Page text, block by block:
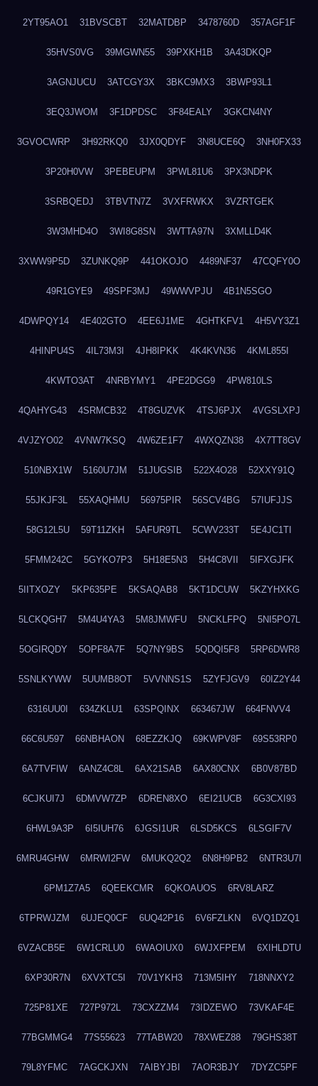
2YT95AO1 31BVSCBT 32MATDBP 3478760D 357AGF1F
35HVS0VG 39MGWN55 39PXKH1B 3A43DKQP
3AGNJUCU 3ATCGY3X 3BKC9MX3 3BWP93L1
3EQ3JWOM 3F1DPDSC 3F84EALY 3GKCN4NY
3GVOCWRP 3H92RKQ0 3JX0QDYF 3N8UCE6Q 3NH0FX33
3P20H0VW 3PEBEUPM 3PWL81U6 3PX3NDPK
3SRBQEDJ 3TBVTN7Z 3VXFRWKX 3VZRTGEK
3W3MHD4O 3WI8G8SN 3WTTA97N 3XMLLD4K
3XWW9P5D 3ZUNKQ9P 441OKOJO 4489NF37 47CQFY0O
49R1GYE9 49SPF3MJ 49WWVPJU 4B1N5SGO
4DWPQY14 4E402GTO 4EE6J1ME 4GHTKFV1 4H5VY3Z1
4HINPU4S 4IL73M3I 4JH8IPKK 4K4KVN36 4KML855I
4KWTO3AT 4NRBYMY1 4PE2DGG9 4PW810LS
4QAHYG43 4SRMCB32 4T8GUZVK 4TSJ6PJX 4VGSLXPJ
4VJZYO02 4VNW7KSQ 4W6ZE1F7 4WXQZN38 4X7TT8GV
510NBX1W 5160U7JM 51JUGSIB 522X4O28 52XXY91Q
55JKJF3L 55XAQHMU 56975PIR 56SCV4BG 57IUFJJS
58G12L5U 59T11ZKH 5AFUR9TL 5CWV233T 5E4JC1TI
5FMM242C 5GYKO7P3 5H18E5N3 5H4C8VII 5IFXGJFK
5IITXOZY 5KP635PE 5KSAQAB8 5KT1DCUW 5KZYHXKG
5LCKQGH7 5M4U4YA3 5M8JMWFU 5NCKLFPQ 5NI5PO7L
5OGIRQDY 5OPF8A7F 5Q7NY9BS 5QDQI5F8 5RP6DWR8
5SNLKYWW 5UUMB8OT 5VVNNS1S 5ZYFJGV9 60IZ2Y44
6316UU0I 634ZKLU1 63SPQINX 663467JW 664FNVV4
66C6U597 66NBHAON 68EZZKJQ 69KWPV8F 69S53RP0
6A7TVFIW 6ANZ4C8L 6AX21SAB 6AX80CNX 6B0V87BD
6CJKUI7J 6DMVW7ZP 6DREN8XO 6EI21UCB 6G3CXI93
6HWL9A3P 6I5IUH76 6JGSI1UR 6LSD5KCS 6LSGIF7V
6MRU4GHW 6MRWI2FW 6MUKQ2Q2 6N8H9PB2 6NTR3U7I
6PM1Z7A5 6QEEKCMR 6QKOAUOS 6RV8LARZ
6TPRWJZM 6UJEQ0CF 6UQ42P16 6V6FZLKN 6VQ1DZQ1
6VZACB5E 6W1CRLU0 6WAOIUX0 6WJXFPEM 6XIHLDTU
6XP30R7N 6XVXTC5I 70V1YKH3 713M5IHY 718NNXY2
725P81XE 727P972L 73CXZZM4 73IDZEWO 73VKAF4E
77BGMMG4 77S55623 77TABW20 78XWEZ88 79GHS38T
79L8YFMC 7AGCKJXN 7AIBYJBI 7AOR3BJY 7DYZC5PF